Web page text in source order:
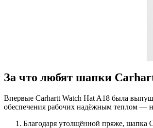
За что любят шапки
Впервые Carhartt Watch Hat A18 была
обеспечения рабочих надёжным теплом —
Благодаря утолщённой пряже, шапка